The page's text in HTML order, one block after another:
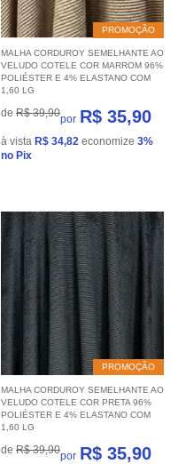
PROMOÇÃO
MALHA CORDUROY SEMELHANTE AO
VELUDO COTELE COR MARROM 96%
POLIÉSTER E 4% ELASTANO COM
1,60 LG
de R$ 39,90por R$ 35,90
à vista R$ 34,82 economize 3%
no Pix
PROMOÇÃO
MALHA CORDUROY SEMELHANTE AO
VELUDO COTELE COR PRETA 96%
POLIÉSTER E 4% ELASTANO COM
1,60 LG
de R$ 39,90por R$ 35,90